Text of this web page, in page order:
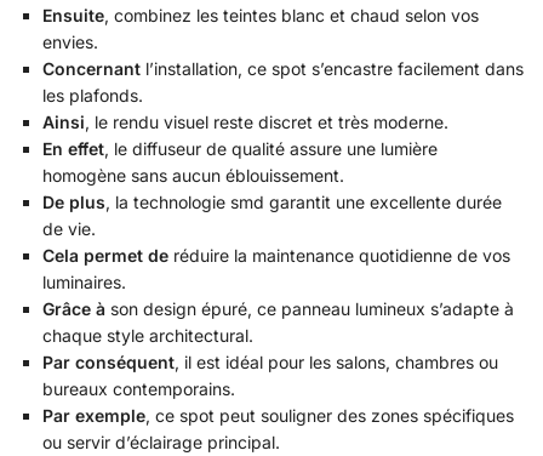
Ensuite, combinez les teintes blanc et chaud selon vos
envies.
Concernant l’installation, ce spot s’encastre facilement dans
les plafonds.
Ainsi, le rendu visuel reste discret et très moderne.
En effet, le diffuseur de qualité assure une lumière
homogène sans aucun éblouissement.
De plus, la technologie smd garantit une excellente durée
de vie.
Cela permet de réduire la maintenance quotidienne de vos
luminaires.
Grâce à son design épuré, ce panneau lumineux s’adapte à
chaque style architectural.
Par conséquent, il est idéal pour les salons, chambres ou
bureaux contemporains.
Par exemple, ce spot peut souligner des zones spécifiques
ou servir d’éclairage principal.